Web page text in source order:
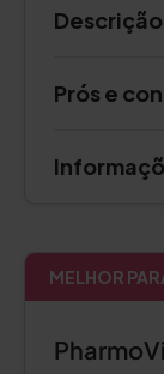
Prós e
MELHOR